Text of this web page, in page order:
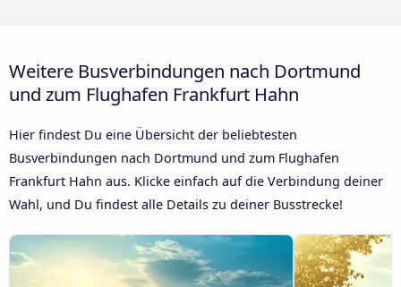
Weitere Busverbindungen nach Dortmund
und zum Flughafen Frankfurt Hahn
Hier findest Du eine Übersicht der beliebtesten
Busverbindungen nach Dortmund und zum Flughafen
Frankfurt Hahn aus. Klicke einfach auf die Verbindung deiner
Wahl, und Du findest alle Details zu deiner Busstrecke!